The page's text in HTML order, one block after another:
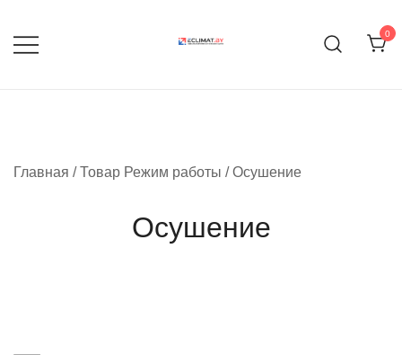
содержимому
0
Главная / Товар Режим работы / Осушение
Осушение